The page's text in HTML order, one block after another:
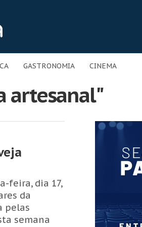
GASTRONOMIA CINEMA
artesanal"
feira, dia 17,
da
pelas
semana